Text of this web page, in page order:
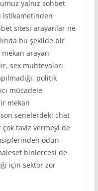
yalnız sohbet
istikametinden
sitesi arayanlar ne
bu şekilde bir
arayan
sex muhtevaları
politik
mücadele
mekan
senelerdeki chat
çok taviz vermeyi de
ödün
binlercesi de
için sektör zor